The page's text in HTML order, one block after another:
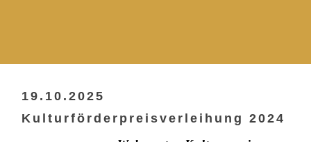
19.10.2025
Kulturförderpreisverleihung 2024